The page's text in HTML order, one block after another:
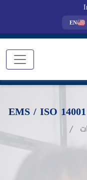
EN